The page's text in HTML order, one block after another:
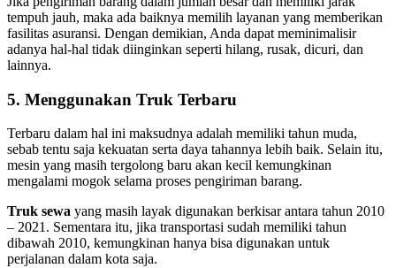
tempuh jauh, maka ada baiknya memilih layanan yang memberikan
fasilitas asuransi. Dengan demikian, Anda dapat meminimalisir
adanya hal-hal tidak diinginkan seperti hilang, rusak, dicuri, dan
lainnya.
5. Menggunakan Truk Terbaru
Terbaru dalam hal ini maksudnya adalah memiliki tahun muda,
sebab tentu saja kekuatan serta daya tahannya lebih baik. Selain itu,
mesin yang masih tergolong baru akan kecil kemungkinan
mengalami mogok selama proses pengiriman barang.
Truk sewa yang masih layak digunakan berkisar antara tahun 2010
– 2021. Sementara itu, jika transportasi sudah memiliki tahun
dibawah 2010, kemungkinan hanya bisa digunakan untuk
perjalanan dalam kota saja.